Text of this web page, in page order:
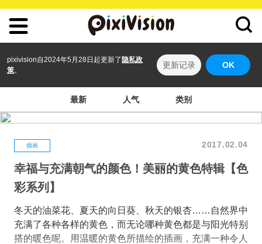
pixivision自2024年5月28日起更新了 隐私政
策。
更新记录 OK
最新 人气 类别
插画 2017.02.04
幸福与充满朝气的颜色！美丽的黄色特辑【色
彩系列】
冬天的油菜花、夏天的向日葵、秋天的银杏……自然界中
充满了各种各样的黄色，而无论哪种黄色都是与阳光特别
搭的暖色呢。用温暖的黄色所描绘的插画，充满一种令人